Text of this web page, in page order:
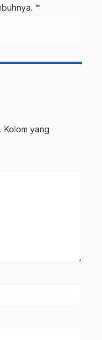
™
Kolom yang